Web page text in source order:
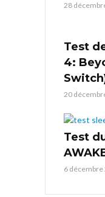
28
Test
4:
20
Test
6 décembre